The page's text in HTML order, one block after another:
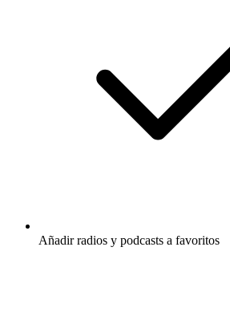
Añadir radios y podcasts a favoritos